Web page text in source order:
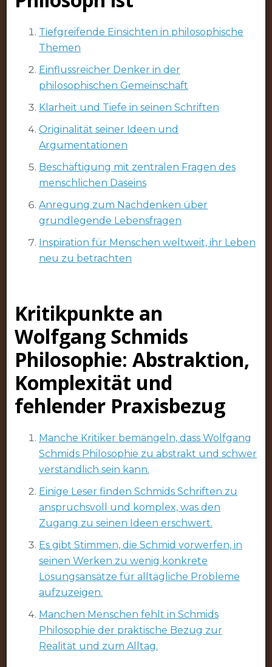
Tiefgreifende Einsichten in philosophische
Themen
Einflussreicher Denker in der
philosophischen Gemeinschaft
Klarheit und Tiefe in seinen Schriften
Originalität seiner Ideen und
Argumentationen
Beschäftigung mit zentralen Fragen des
menschlichen Daseins
Anregung zum Nachdenken über
grundlegende Lebensfragen
Inspiration für Menschen weltweit, ihr Leben
neu zu betrachten
Kritikpunkte an
Wolfgang Schmids
Philosophie: Abstraktion,
Komplexität und
fehlender Praxisbezug
Manche Kritiker bemängeln, dass Wolfgang
Schmids Philosophie zu abstrakt und schwer
verständlich sein kann.
Einige Leser finden Schmids Schriften zu
anspruchsvoll und komplex, was den
Zugang zu seinen Ideen erschwert.
Es gibt Stimmen, die Schmid vorwerfen, in
seinen Werken zu wenig konkrete
Lösungsansätze für alltägliche Probleme
aufzuzeigen.
Manchen Menschen fehlt in Schmids
Philosophie der praktische Bezug zur
Realität und zum Alltag.